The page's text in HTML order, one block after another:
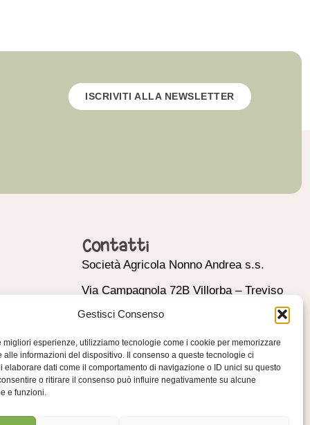
Gestisci Consenso
migliori esperienze, utilizziamo tecnologie come i cookie per memorizzare
alle informazioni del dispositivo. Il consenso a queste tecnologie ci
elaborare dati come il comportamento di navigazione o ID unici su questo
o ritirare il consenso può influire negativamente su alcune
e funzioni.
ISCRIVITI ALLA NEWSLETTER
Contatti
Società Agricola Nonno Andrea s.s.
Via Campagnola 72B Villorba – Treviso
(Italy)
info@nonnoandrea.it
+39 0422 444670